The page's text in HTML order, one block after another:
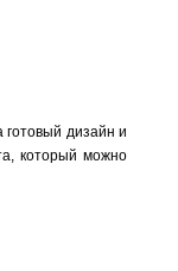
готовый дизайн и
который можно